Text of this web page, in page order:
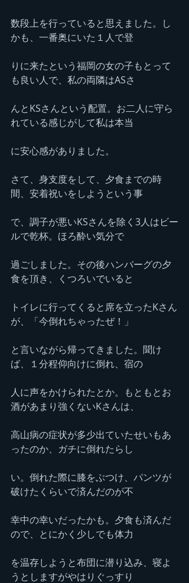
数段上を行っていると思えました。し
かも、一番奥にいた１人で登
りに来たという福岡の女の子もとって
も良い人で、私の両隣はASさ
んとKSさんという配置。お二人に守ら
れている感じがして私は本当
に安心感がありました。
さて、身支度をして、夕食までの時
間、安着祝いをしようという事
で、調子が悪いKSさんを除く3人はビー
ルで乾杯。ほろ酔い気分で
過ごしました。その後ハンバーグの夕
食を頂き、くつろいでいると
トイレに行ってくると席を立ったKさん
が、「今倒れちゃったぜ！」
と言いながら帰ってきました。聞け
ば、１分程仰向けに倒れ、宿の
人に声をかけられたとか。もともとお
酒があまり強くないKさんは、
高山病の症状が多少出ていたせいもあ
ったのか、ガチに倒れたらし
い。倒れた際に膝をぶつけ、パンツが
破けたくらいで済んだのが不
幸中の幸いだったかも。夕食も済んだ
ので、とにかく少しでも体力
を温存しようと布団に潜り込み、寝よ
うとしますがやはりぐっすり